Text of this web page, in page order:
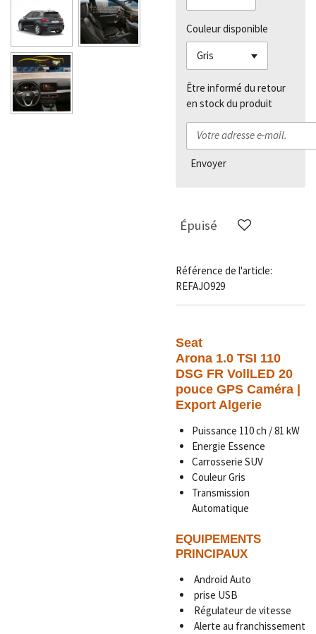
Couleur disponible
Être informé du retour
en stock du produit
Envoyer
Épuisé
Référence de l'article:
REFAJO929
Seat
Arona 1.0 TSI 110
DSG FR VollLED 20
pouce GPS Caméra |
Export Algerie
Puissance 110 ch / 81 kW
Energie Essence
Carrosserie SUV
Couleur Gris
Transmission
Automatique
EQUIPEMENTS
PRINCIPAUX
Android Auto
prise USB
Régulateur de vitesse
Alerte au franchissement